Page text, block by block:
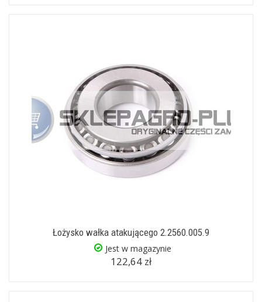
Łożysko wałka atakującego 2.2560.005.9
Jest w magazynie
122,64 zł